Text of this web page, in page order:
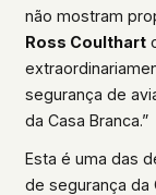
não mostram
Ross Coulthart
segurança de
da Casa Branca.”
Esta é uma das
de segurança da